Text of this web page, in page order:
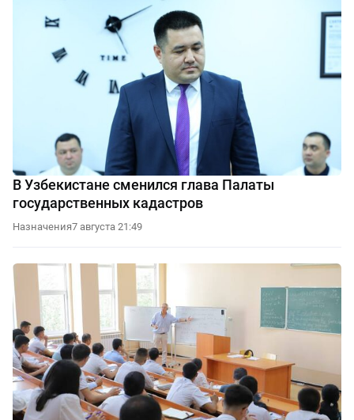
В Узбекистане сменился глава Палаты
государственных кадастров
Назначения7 августа 21:49